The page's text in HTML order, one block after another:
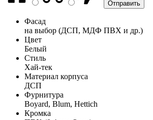
Фасад
на выбор (ДСП, МДФ ПВХ и др.)
Цвет
Белый
Стиль
Хай-тек
Материал корпуса
ДСП
Фурнитура
Boyard, Blum, Hettich
Кромка